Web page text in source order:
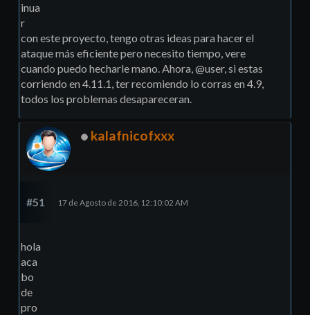
inua
r
con este proyecto, tengo otras ideas para hacer el
ataque más eficiente pero necesito tiempo, vere
cuando puedo hecharle mano. Ahora, @user, si estas
corriendo en 4.11.1, ter recomiendo lo corras en 4.9,
todos los problemas desapareceran.
kalafnicofxxx
#51 17 de Agosto de 2016, 12:10:02 AM
hola
aca
bo
de
pro